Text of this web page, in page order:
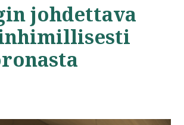
johdettava